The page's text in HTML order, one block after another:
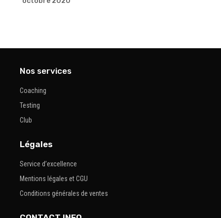
Nos services
Coaching
Testing
Club
Légales
Service d’excellence
Mentions légales et CGU
Conditions générales de ventes